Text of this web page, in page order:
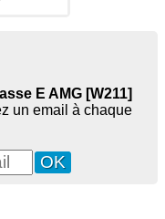
E AMG [W211]
un email à chaque